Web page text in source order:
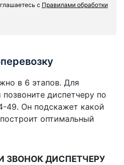
с Правилами обработки
в 6 этапов. Для
диспетчеру по
49. Он подскажет какой
оптимальный
ЗВОНОК ДИСПЕТЧЕРУ